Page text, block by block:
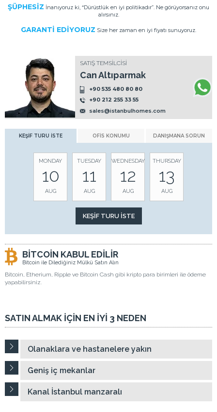
ŞÜPHESİZ İnanıyoruz ki, “Dürüstlük en iyi politikadır”. Ne görüyorsanız onu
alırsınız.
GARANTİ EDİYORUZ Size her zaman en iyi fiyatı sunuyoruz.
SATIŞ TEMSİLCİSİ
Can Altıparmak
+90 535 480 80 80
+90 212 255 33 55
sales@istanbulhomes.com
KEŞİF TURU İSTE OFİS KONUMU DANIŞMANA SORUN
MONDAY
10
AUG
TUESDAY
11
AUG
WEDNESDAY
12
AUG
THURSDAY
13
AUG
BİTCOİN KABUL EDİLİR
Bitcoin ile Dilediğiniz Mülkü Satın Alın
Bitcoin, Etherium, Ripple ve Bitcoin Cash gibi kripto para birimleri ile ödeme
yapabilirsiniz.
SATIN ALMAK İÇİN EN İYİ 3 NEDEN
Olanaklara ve hastanelere yakın
Geniş iç mekanlar
Kanal İstanbul manzaralı